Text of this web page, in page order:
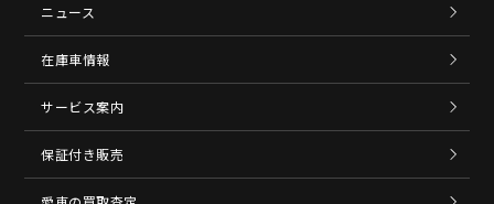
ニュース
在庫車情報
サービス案内
保証付き販売